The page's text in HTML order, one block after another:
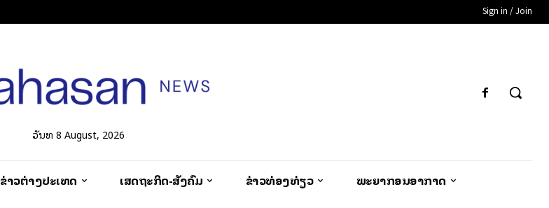
Sign in / Join
ວັນທີ 8 August, 2026
ຂ່າວຕ່າງປະເທດ ເສດຖະກິດ-ສັງຄົມ ຂ່າວທ່ອງທ່ຽວ ພະຍາກອນອາກາດ